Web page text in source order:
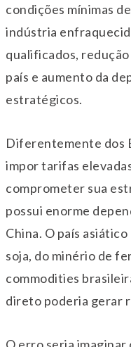
condições mínimas
indústria
qualificados,
país e aumento da
estratégicos.
Diferentemente dos
impor tarifas
comprometer sua
possui enorme
China. O país
soja, do minério de
commodities
direto poderia gerar
O erro seria imaginar